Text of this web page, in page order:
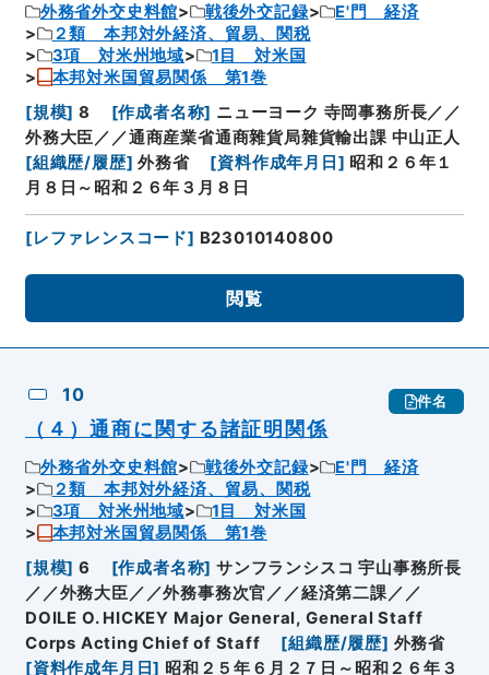
外務省外交史料館 戦後外交記録
E'門 経済
２類 本邦対外経済、貿易、関税
3項 対米州地域
1目 対米国
本邦対米国貿易関係 第1巻
[規模] 8 [作成者名称] ニューヨーク 寺岡事務所長／／
外務大臣／／通商産業省通商雜貨局雜貨輸出課 中山正人
[組織歴/履歴] 外務省 [資料作成年月日 ] 昭和２６年１
月８日～昭和２６年３月８日
[レファレンスコード] B23010140800
閲覧
10 件名
（４）通商に関する諸証明関係
外務省外交史料館 戦後外交記録
E'門 経済
２類 本邦対外経済、貿易、関税
3項 対米州地域
1目 対米国
本邦対米国貿易関係 第1巻
[規模] 6 [作成者名称] サンフランシスコ 宇山事務所長
／／外務大臣／／外務事務次官／／経済第二課／／
DOILE O. HICKEY Major General, General Staff
Corps Acting Chief of Staff
[組織歴/履歴] 外務省
[資料作成年月日] 昭和２５年６月２７日～昭和２６年３